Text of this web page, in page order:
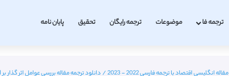
ترجمه فا موضوعات ترجمه رایگان تحقیق پایان نامه
مقاله انگلیسی اقتصاد با ترجمه فارسی 2022 - 2023 / دانلود ترجمه مقاله بررسی عوامل اثر گذار بر FDI در نیجریه (SSRN ۲۰۱۶) (ترجمه ویژه – طلایی